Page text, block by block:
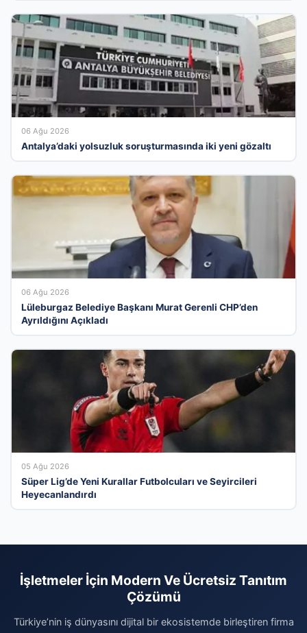
06 Ağu 2026
Antalya’daki yolsuzluk soruşturmasında iki yeni gözaltı
06 Ağu 2026
Lüleburgaz Belediye Başkanı Murat Gerenli CHP’den
Ayrıldığını Açıkladı
05 Ağu 2026
Süper Lig’de Yeni Kurallar Futbolcuları ve Seyircileri
Heyecanlandırdı
İşletmeler İçin Modern Ve Ücretsiz Tanıtım
Çözümü
Türkiye’nin iş dünyasını dijital bir ekosistemde birleştiren firma